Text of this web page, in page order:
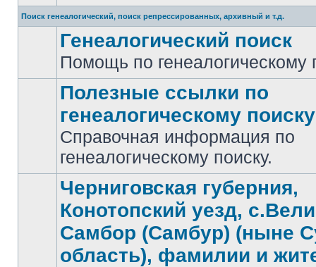
Поиск генеалогический, поиск репрессированных, архивный и т.д.
сообщений
Генеалогический поиск
Помощь по генеалогическому
Нет
непрочитанных
сообщений
Полезные ссылки по
генеалогическому поиску
Справочная информация по
генеалогическому поиску.
Нет
сообщений
Черниговская губерния,
Конотопский уезд,
Самбор (Самбур) (ныне
область), фамилии и